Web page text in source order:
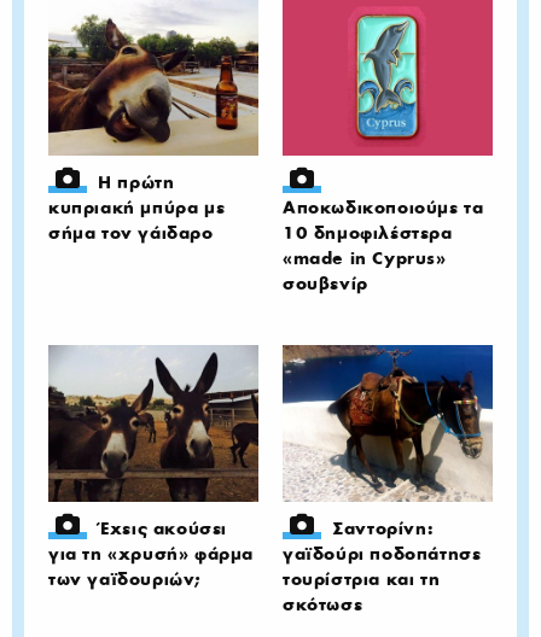
Η πρώτη
κυπριακή μπύρα με
σήμα τον γάιδαρο
Αποκωδικοποιούμε τα
10 δημοφιλέστερα
«made in Cyprus»
σουβενίρ
Έχεις ακούσει
για τη «χρυσή» φάρμα
των γαϊδουριών;
Σαντορίνη:
γαϊδούρι ποδοπάτησε
τουρίστρια και τη
σκότωσε